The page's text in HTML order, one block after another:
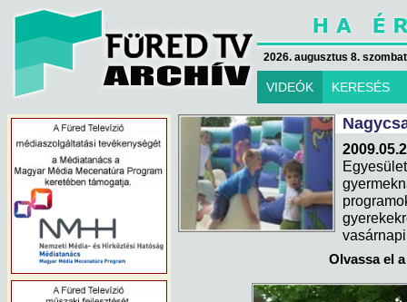
2026. augusztus 8.
VIDEÓK KERESÉS
Olvassa el